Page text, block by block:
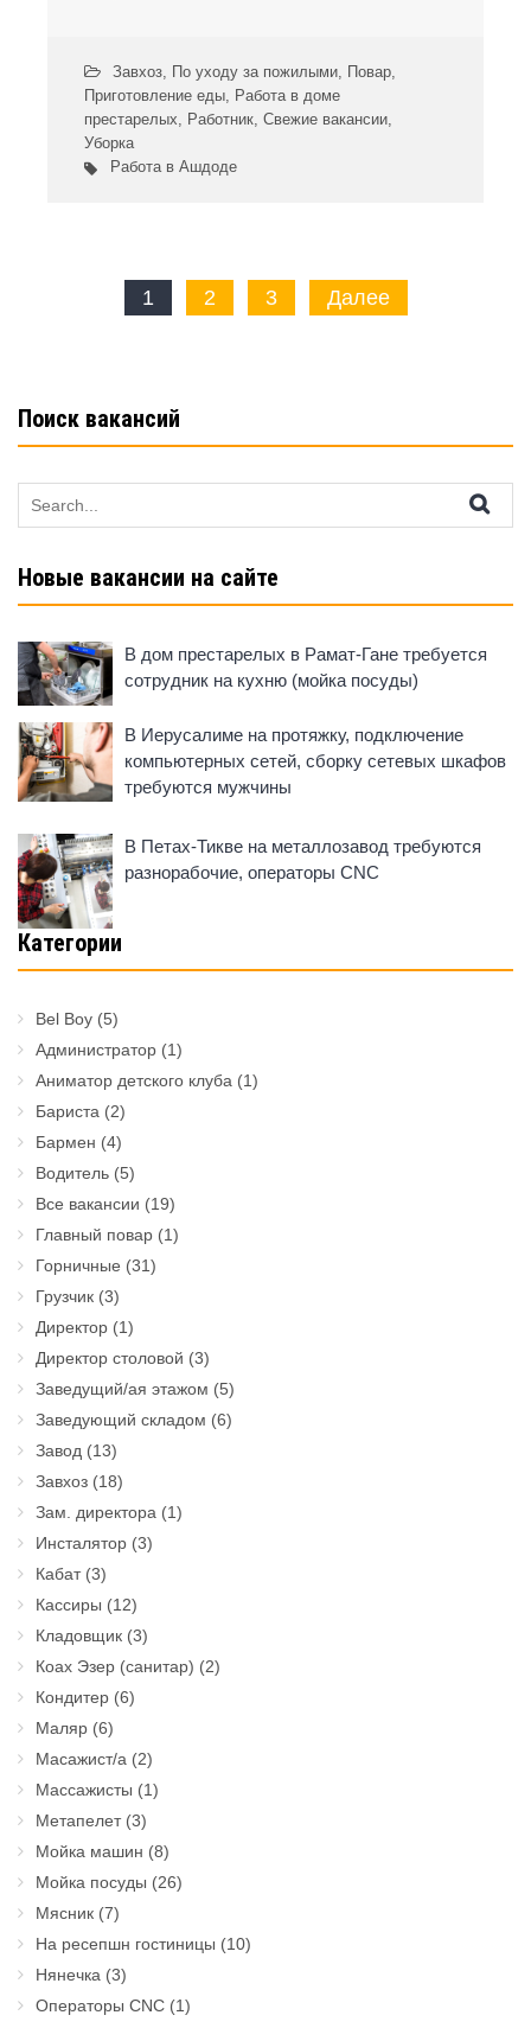
Завхоз, По уходу за пожилыми, Повар,
Приготовление еды, Работа в доме
престарелых
Работник, Свежие вакансии,
Уборка
Работа в Ашдоде
Пагинация
1 2 3 Далее
Поиск вакансий
for:
Новые вакансии на сайте
В дом престарелых в Рамат-Гане требуется
сотрудник на кухню (мойка посуды)
В Иерусалиме на протяжку, подключение
компьютерных сетей, сборку сетевых шкафов
требуются мужчины
В Петах-Тикве на металлозавод требуются
разнорабочие, операторы CNC
Категории
Bel Boy (5)
Администратор (1)
Аниматор детского клуба (1)
Бариста (2)
Бармен (4)
Водитель (5)
Все вакансии (19)
Главный повар (1)
Горничные (31)
Грузчик (3)
Директор (1)
Директор столовой (3)
Заведущий/ая этажом (5)
Заведующий складом (6)
Завод (13)
Завхоз (18)
Зам. директора (1)
Инсталятор (3)
Кабат(3)
Кассиры (12)
Кладовщик (3)
Коах Эзер (санитар) (2)
Кондитер (6)
Маляр (6)
Масажист/а (2)
Массажисты (1)
Метапелет(3)
Мойка машин (8)
Мойка посуды (26)
Мясник (7)
На ресепшн гостиницы (10)
Нянечка (3)
Операторы CNC (1)